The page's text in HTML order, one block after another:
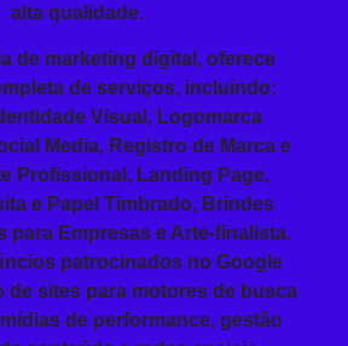
alta qualidade.
de marketing digital, oferece
de serviços, incluindo:
Visual, Logomarca
Media, Registro de Marca e
Profissional, Landing Page,
e Papel Timbrado, Brindes
para Empresas e Arte-finalista.
patrocinados no Google
de sites para motores de busca
de performance, gestão